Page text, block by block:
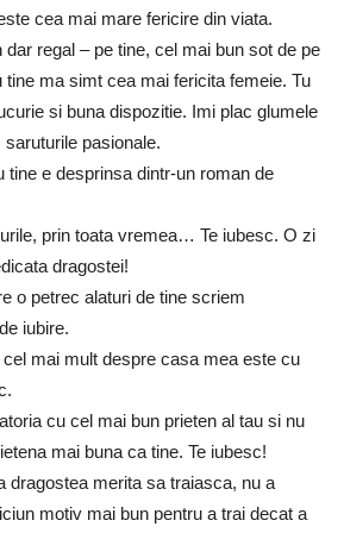
cea mai mare fericire din viata.
dar regal – pe tine, cel mai bun sot de pe
tine ma simt cea mai fericita femeie. Tu
si buna dispozitie. Imi plac glumele
pasionale.
tine e desprinsa dintr-un roman de
prin toata vremea… Te iubesc. O zi
dragostei!
o petrec alaturi de tine scriem
iubire.
mai mult despre casa mea este cu
cu cel mai bun prieten al tau si nu
mai buna ca tine. Te iubesc!
dragostea merita sa traiasca, nu a
motiv mai bun pentru a trai decat a